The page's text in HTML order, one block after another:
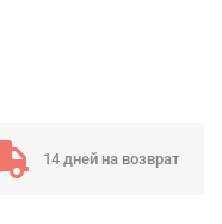
14 дней на возврат